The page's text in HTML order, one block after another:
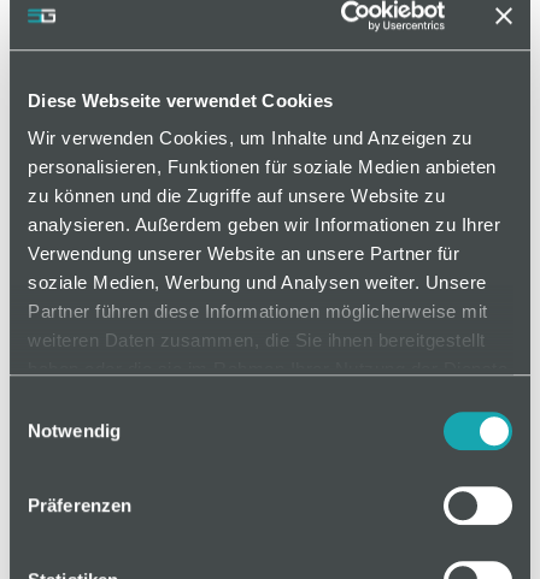
Diese Webseite verwendet Cookies
Wir verwenden Cookies, um Inhalte und Anzeigen zu
personalisieren, Funktionen für soziale Medien anbieten
zu können und die Zugriffe auf unsere Website zu
analysieren. Außerdem geben wir Informationen zu Ihrer
Verwendung unserer Website an unsere Partner für
soziale Medien, Werbung und Analysen weiter. Unsere
Partner führen diese Informationen möglicherweise mit
weiteren Daten zusammen, die Sie ihnen bereitgestellt
Notwendig
Präferenzen
Abdeckkappe für Winkel 40
x 40, schwarz, Nut 5
252523506
Zum Verschließen von Winkeln.
auf Anfrage
Mindestbestellmenge: 1